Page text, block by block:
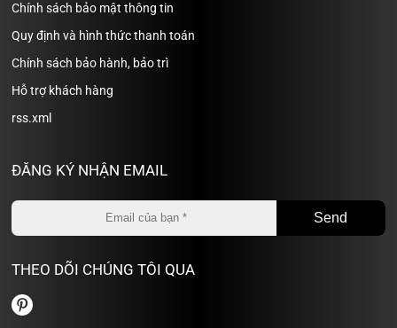
Chính sách bảo mật thông tin
Quy định và hình thức thanh toán
Chính sách bảo hành, bảo trì
Hỗ trợ khách hàng
rss.xml
ĐĂNG KÝ NHẬN EMAIL
THEO DÕI CHÚNG TÔI QUA